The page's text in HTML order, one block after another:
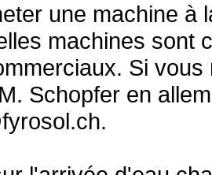
une machine
machines sont
Si
Schopfer en